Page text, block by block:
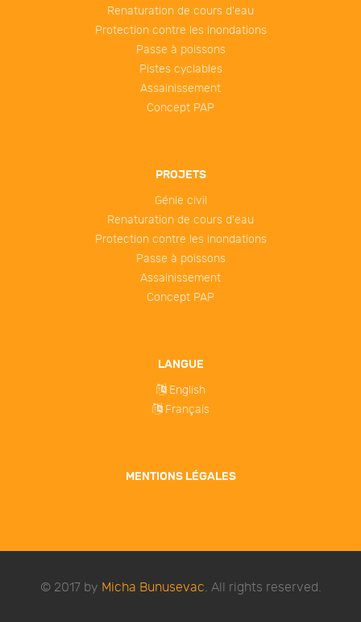
Renaturation de cours d'eau
Protection contre les inondations
Passe à poissons
Pistes cyclables
Assainissement
Concept PAP
PROJETS
Génie civil
Renaturation de cours d'eau
Protection contre les inondations
Passe à poissons
Assainissement
Concept PAP
LANGUE
English
Français
MENTIONS LÉGALES
© 2017 by Micha Bunusevac. All rights reserved.